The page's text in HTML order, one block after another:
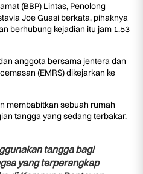
(BBP) Lintas, Penolong
Joe Guasi berkata, pihaknya
berhubung kejadian itu jam 1.53
anggota bersama jentera dan
(EMRS) dikejarkan ke
membabitkan sebuah rumah
tangga yang sedang terbakar.
tangga bagi
yang terperangkap